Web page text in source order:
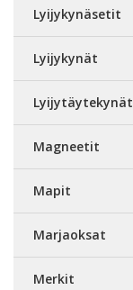
Lyijykynäsetit
Lyijykynät
Lyijytäytekynät
Magneetit
Mapit
Marjaoksat
Merkit